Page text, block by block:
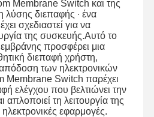
Membrane Switch και της
λύσης διεπαφής ∙ ένα
σχεδιαστεί για να
της συσκευής.Αυτό το
προσφέρει μια
διεπαφή χρήστη,
των ηλεκτρονικών
Membrane Switch παρέχει
ελέγχου που βελτιώνει την
απλοποιεί τη λειτουργία της
εφαρμογές.